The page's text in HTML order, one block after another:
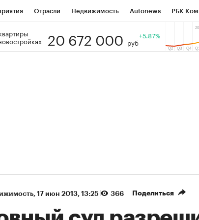
Отрасли Недвижимость Autonews РБК
РБК Образование Тренды
20 672 000 руб
+5.87%
⁠, 17 июн 2013, 13:25 366 Поделиться